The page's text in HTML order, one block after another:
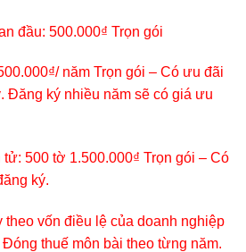
đầu: 500.000₫ Trọn gói
năm Trọn gói – Có ưu đãi
Đăng ký nhiều năm sẽ có giá ưu
500 tờ 1.500.000₫ Trọn gói – Có
ký.
vốn điều lệ của doanh nghiệp
thuế môn bài theo từng năm.